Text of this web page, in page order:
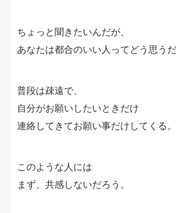
ちょっと聞きたいんだが、
あなたは都合のいい人ってどう思う
普段は疎遠で、
自分がお願いしたいときだけ
連絡してきてお願い事だけしてくる。
このような人には
まず、共感しないだろう。